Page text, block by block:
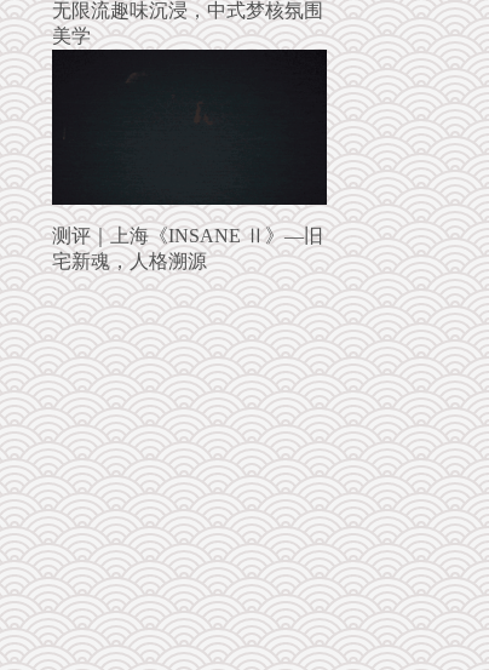
无限流趣味沉浸，中式梦核氛围
美学
测评｜上海《INSANE Ⅱ》—旧
宅新魂，人格溯源